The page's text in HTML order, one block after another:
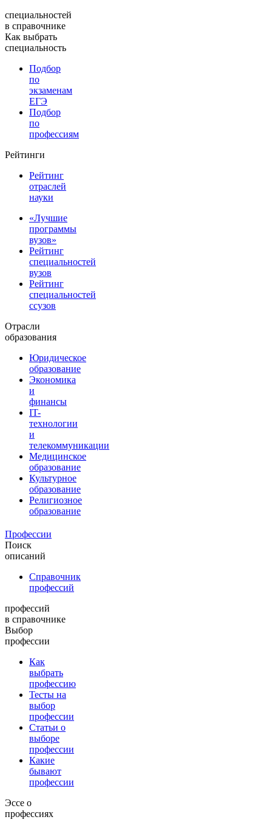
специальностей
в справочнике
Как выбрать
специальность
Подбор
по
экзаменам
ЕГЭ
Подбор
по
профессиям
Рейтинги
Рейтинг
отраслей
науки
«Лучшие
программы
вузов»
Рейтинг
специальностей
вузов
Рейтинг
специальностей
ссузов
Отрасли
образования
Юридическое
образование
Экономика
и
финансы
IT-
технологии
и
телекоммуникации
Медицинское
образование
Культурное
образование
Религиозное
образование
Профессии
Поиск
описаний
Справочник
профессий
профессий
в справочнике
Выбор
профессии
Как
выбрать
профессию
Тесты на
выбор
профессии
Статьи о
выборе
профессии
Какие
бывают
профессии
Эссе о
профессиях